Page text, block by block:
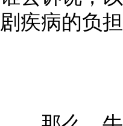
剧疾病的负担